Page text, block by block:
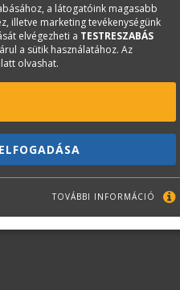
a látogatóink magasabb
illetve marketing tevékenységünk
elvégezheti a TESTRESZABÁS
a sütik használatához. Az
olvashat.
TOVÁBBI INFORMÁCIÓ